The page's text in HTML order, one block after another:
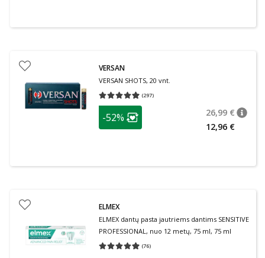
VERSAN
VERSAN SHOTS, 20 vnt.
(297)
Vidutinis įvertinimas 4.93
patarimas
Lojalumo klubo narių nuolaida
-52% 26,99 €
12,96 €
ELMEX
ELMEX dantų pasta jautriems dantims SENSITIVE
PROFESSIONAL, nuo 12 metų, 75 ml, 75 ml
(76)
Vidutinis įvertinimas 4.95